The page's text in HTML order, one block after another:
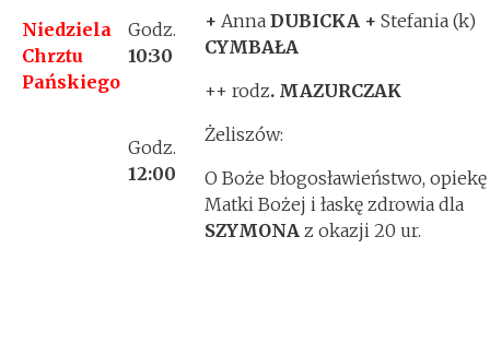
Niedziela
Chrztu
Pańskiego
Godz.
10:30
+ Anna DUBICKA + Stefania (k)
CYMBAŁA
++ rodz. MAZURCZAK
Godz.
12:00
Żeliszów:
O Boże błogosławieństwo, opiekę
Matki Bożej i łaskę zdrowia dla
SZYMONA z okazji 20 ur.